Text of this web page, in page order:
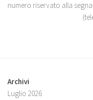
numero riservato alla
Archivi
Luglio 2026